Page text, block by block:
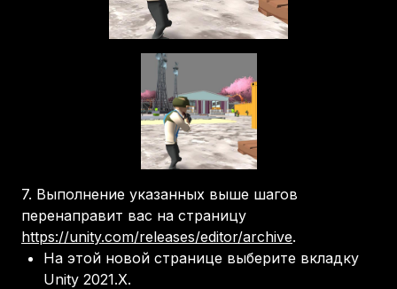
7. Выполнение указанных выше шагов
перенаправит вас на страницу
https://unity.com/releases/editor/archive.
На этой новой странице выберите вкладку
Unity 2021.X.